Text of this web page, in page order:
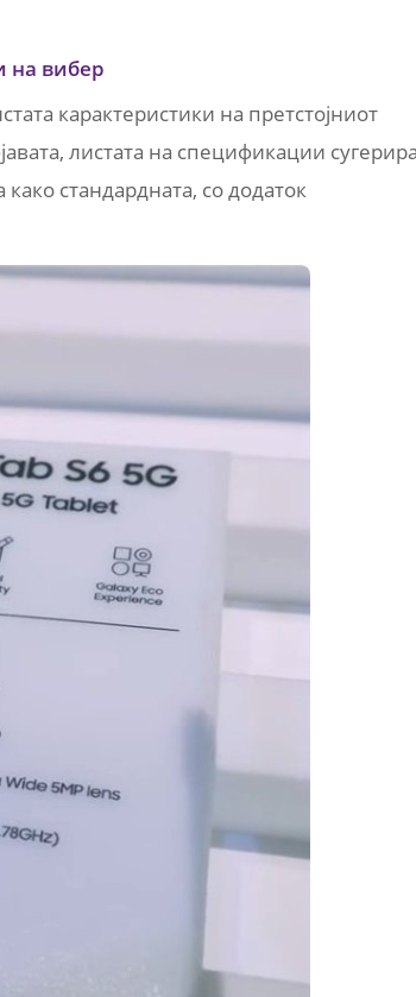
на вибер
карактеристики на претстојниот
листата на спецификации
стандардната, со додаток